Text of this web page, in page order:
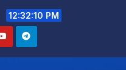
12:32:11 PM